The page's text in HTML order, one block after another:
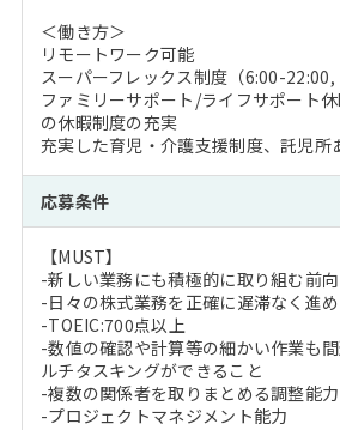
＜働き方＞
リモートワーク可能
スーパーフレックス制度（6:00-22:00,
ファミリーサポート/ライフサポート
の休暇制度の充実
充実した育児・介護支援制度、託児所
応募条件
【MUST】
-新しい業務にも積極的に取り組む前
-日々の株式業務を正確に遅滞なく進
-TOEIC:700点以上
-数値の確認や計算等の細かい作業も
ルチタスキングができること
-複数の関係者を取りまとめる調整能力
-プロジェクトマネジメント能力